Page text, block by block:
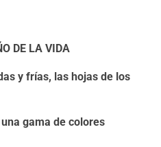
DE LA VIDA
y frías, las hojas de los
gama de colores